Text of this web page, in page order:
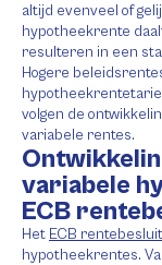
altijd evenveel of
hypotheekrente
resulteren in een
Hogere
volgen de
variabele rentes.
variabele
ECB
Het ECB rentebesluit
hypotheekrentes.